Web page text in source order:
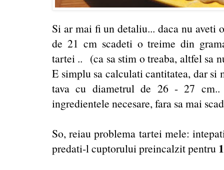
Si ar mai fi un detaliu... daca nu aveti
de 21 cm scadeti o treime din
tartei .. (ca sa stim o treaba, altfel sa
E simplu sa calculati cantitatea, dar si
tava cu diametrul de 26 - 27
ingredientele necesare, fara sa mai
So, reiau problema tartei mele:
predati-l cuptorului preincalzit pentru